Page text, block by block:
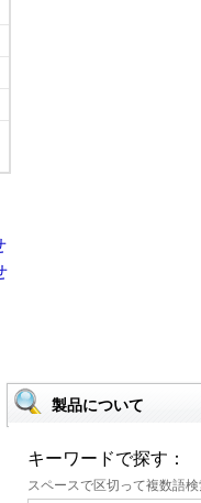
製品について
キーワードで探す：
スペースで区切って複数語